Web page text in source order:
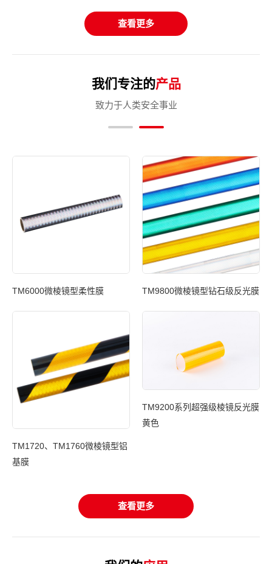
查看更多
我们专注的产品
致力于人类安全事业
TM6000微棱镜型柔性膜 TM9800微棱镜型钻石级反光膜
TM1720、TM1760微棱镜型铝
基膜
TM9200系列超强级棱镜反光膜
黄色
查看更多